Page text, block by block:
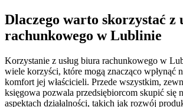
Dlaczego warto skorzystać z
rachunkowego w Lublinie
Korzystanie z usług biura rachunkowego w
wiele korzyści, które mogą znacząco wpłynąć
komfort jej właścicieli. Przede wszystkim,
księgowa pozwala przedsiębiorcom skupić się
aspektach działalności, takich jak rozwój